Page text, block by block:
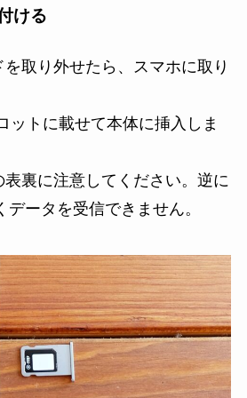
ける
取り外せたら、スマホに取り
ットに載せて本体に挿入しま
裏に注意してください。逆に
ータを受信できません。